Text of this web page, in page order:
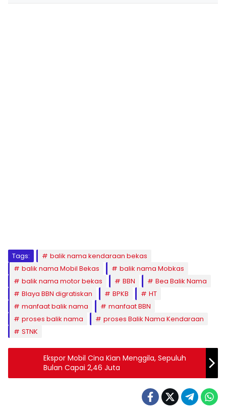
Tags:
balik nama kendaraan bekas
balik nama Mobil Bekas
balik nama Mobkas
balik nama motor bekas
BBN
Bea Balik Nama
BIaya BBN digratiskan
BPKB
HT
manfaat balik nama
manfaat BBN
proses balik nama
proses Balik Nama Kendaraan
STNK
Ekspor Mobil Cina Kian Menggila, Sepuluh
Bulan Capai 2,46 Juta